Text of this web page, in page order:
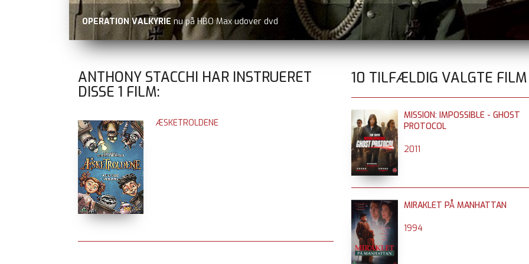
OPERATION VALKYRIE nu på HBO Max udover dvd
ANTHONY STACCHI HAR INSTRUERET
DISSE 1 FILM:
ÆSKETROLDENE
10 TILFÆLDIG VALGTE FILM
MISSION: IMPOSSIBLE - GHOST
PROTOCOL
2011
MIRAKLET PÅ MANHATTAN
1994